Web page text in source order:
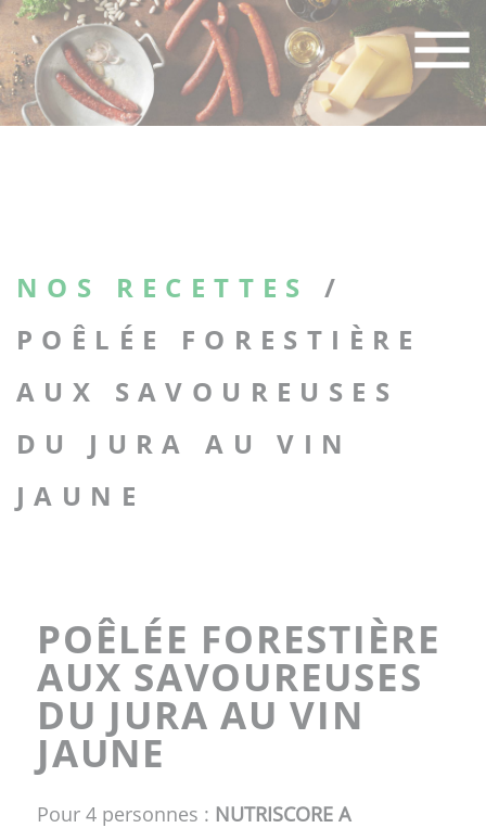
Skip
to
content
NOS RECETTES/
POÊLÉE FORESTIÈRE
AUX SAVOUREUSES
DU JURA AU VIN
JAUNE
POÊLÉE FORESTIÈRE
AUX SAVOUREUSES
DU JURA AU VIN
JAUNE
Pour 4 personnes : NUTRISCORE A